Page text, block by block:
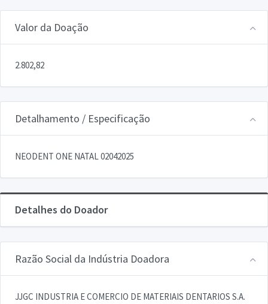
Valor da Doação
2.802,82
Detalhamento / Especificação
NEODENT ONE NATAL 02042025
Detalhes do Doador
Razão Social da Indústria Doadora
JJGC INDUSTRIA E COMERCIO DE MATERIAIS DENTARIOS S.A.